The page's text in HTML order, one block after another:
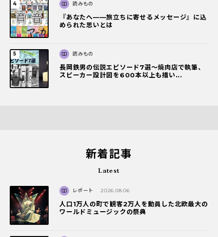
読みもの
『あなたへ――旅立ちに寄せるメッセージ』に込
められた思いとは
読みもの
長岡鉄男の伝説エピソード7選〜焼肉店で執筆、
スピーカー設計図を600本以上も描い...
新着記事
Latest
レポート 2026.08.06
人口1万人の町で観客2万人を動員した北欧最大の
ワールドミュージックの祭典